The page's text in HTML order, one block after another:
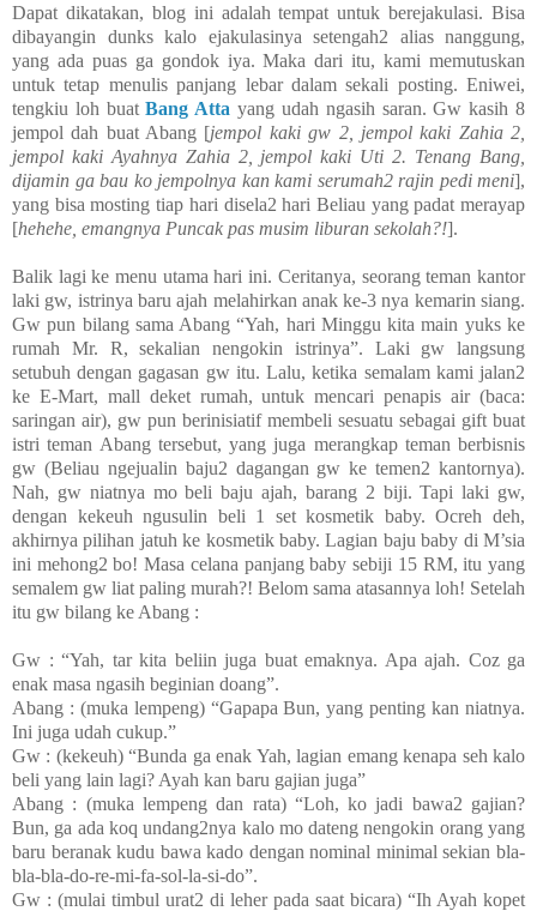
Dapat dikatakan, blog ini adalah tempat untuk berejakulasi. Bisa
dibayangin dunks kalo ejakulasinya setengah2 alias nanggung,
yang ada puas ga gondok iya. Maka dari itu, kami memutuskan
untuk tetap menulis panjang lebar dalam sekali posting. Eniwei,
tengkiu loh buatBang Atta yang udah ngasih saran. Gw kasih 8
jempol dah buat Abang [jempol kaki gw 2, jempol kaki Zahia 2,
jempol kaki Ayahnya Zahia 2, jempol kaki Uti 2. Tenang Bang,
dijamin ga bau ko jempolnya kan kami serumah2 rajin pedi meni],
yang bisa mosting tiap hari disela2 hari Beliau yang padat merayap
[hehehe, emangnya Puncak pas musim liburan sekolah?!].
Balik lagi ke menu utama hari ini. Ceritanya, seorang teman kantor
laki gw, istrinya baru ajah melahirkan anak ke-3 nya kemarin siang.
Gw pun bilang sama Abang “Yah, hari Minggu kita main yuks ke
rumah Mr. R, sekalian nengokin istrinya”. Laki gw langsung
setubuh dengan gagasan gw itu. Lalu, ketika semalam kami jalan2
ke E-Mart, mall deket rumah, untuk mencari penapis air (baca:
saringan air), gw pun berinisiatif membeli sesuatu sebagai gift buat
istri teman Abang tersebut, yang juga merangkap teman berbisnis
gw (Beliau ngejualin baju2 dagangan gw ke temen2 kantornya).
Nah, gw niatnya mo beli baju ajah, barang 2 biji. Tapi laki gw,
dengan kekeuh ngusulin beli 1 set kosmetik baby. Ocreh deh,
akhirnya pilihan jatuh ke kosmetik baby. Lagian baju baby di M’sia
ini mehong2 bo! Masa celana panjang baby sebiji 15 RM, itu yang
semalem gw liat paling murah?! Belom sama atasannya loh! Setelah
itu gw bilang ke Abang :
Gw : “Yah, tar kita beliin juga buat emaknya. Apa ajah. Coz ga
enak masa ngasih beginian doang”.
Abang : (muka lempeng) “Gapapa Bun, yang penting kan niatnya.
Ini juga udah cukup.”
Gw : (kekeuh) “Bunda ga enak Yah, lagian emang kenapa seh kalo
beli yang lain lagi? Ayah kan baru gajian juga”
Abang : (muka lempeng dan rata) “Loh, ko jadi bawa2 gajian?
Bun, ga ada koq undang2nya kalo mo dateng nengokin orang yang
baru beranak kudu bawa kado dengan nominal minimal sekian bla-
bla-bla-do-re-mi-fa-sol-la-si-do”.
Gw : (mulai timbul urat2 di leher pada saat bicara) “Ih Ayah kopet